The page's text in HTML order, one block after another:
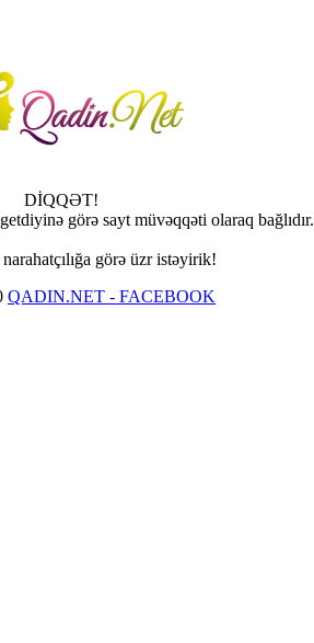
DİQQƏT!
görə sayt müvəqqəti olaraq bağlıdır.
görə üzr istəyirik!
QADIN.NET - FACEBOOK